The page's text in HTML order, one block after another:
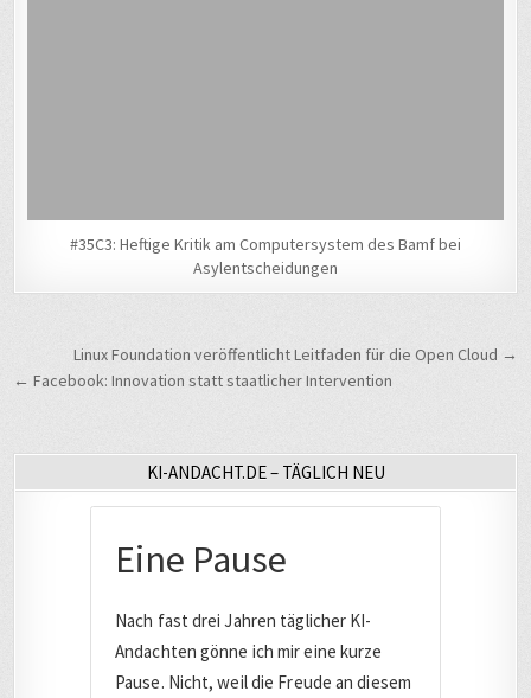
#35C3: Heftige Kritik am Computersystem des Bamf bei
Asylentscheidungen
Beitragsnavigation
Linux Foundation veröffentlicht Leitfaden für die Open Cloud →
← Facebook: Innovation statt staatlicher Intervention
KI-ANDACHT.DE – TÄGLICH NEU